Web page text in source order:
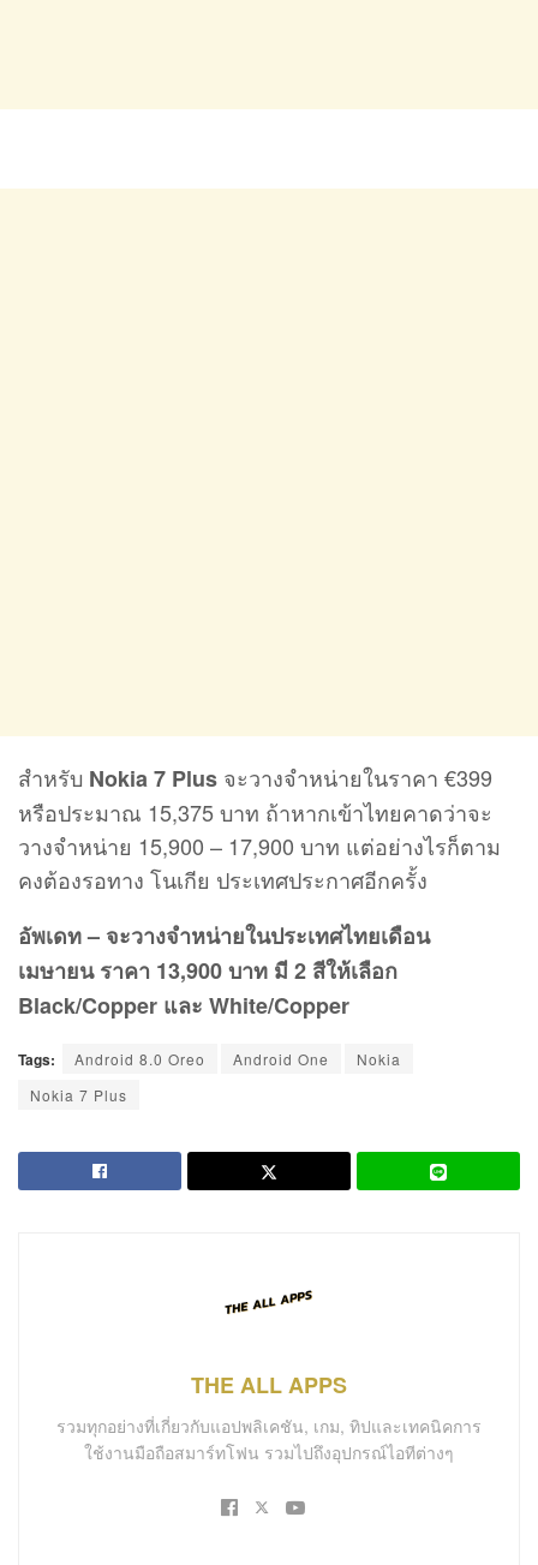
สำหรับ Nokia 7 Plus จะวางจำหน่ายในราคา €399
หรือประมาณ 15,375 บาท ถ้าหากเข้าไทยคาดว่าจะ
วางจำหน่าย 15,900 – 17,900 บาท แต่อย่างไรก็ตาม
คงต้องรอทาง โนเกีย ประเทศประกาศอีกครั้ง
อัพเดท – จะวางจำหน่ายในประเทศไทยเดือน
เมษายน ราคา 13,900 บาท มี 2 สีให้เลือก
Black/Copper และ White/Copper
Tags: Android 8.0 Oreo Android One
Nokia
Nokia 7 Plus
THE ALL APPS
รวมทุกอย่างที่เกี่ยวกับแอปพลิเคชัน, เกม, ทิปและเทคนิคการ
ใช้งานมือถือสมาร์ทโฟน รวมไปถึงอุปกรณ์ไอทีต่างๆ